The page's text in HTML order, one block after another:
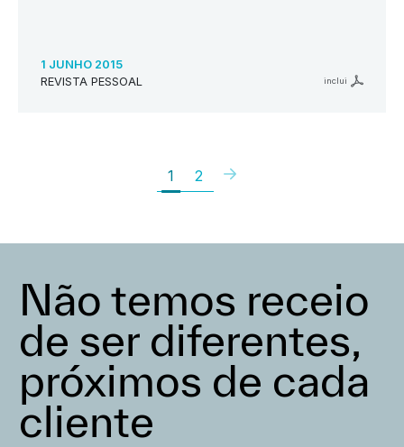
1 JUNHO 2015
REVISTA PESSOAL
inclui
1 2
Não temos receio
de ser diferentes,
próximos de cada
cliente